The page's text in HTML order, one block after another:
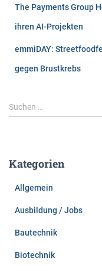
The Payments Group
ihren AI-Projekten
emmiDAY:
gegen Brustkrebs
S
u
n
Suchen …
Kategorien
Allgemein
Ausbildung / Jobs
Bautechnik
Biotechnik